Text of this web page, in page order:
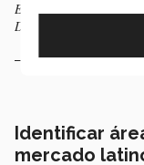
Equipo del Tec de
Delgadillo.
Identificar
mercado